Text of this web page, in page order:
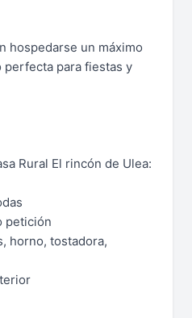
hospedarse un máximo
perfecta para fiestas y
Rural El rincón de Ulea:
petición
horno, tostadora,